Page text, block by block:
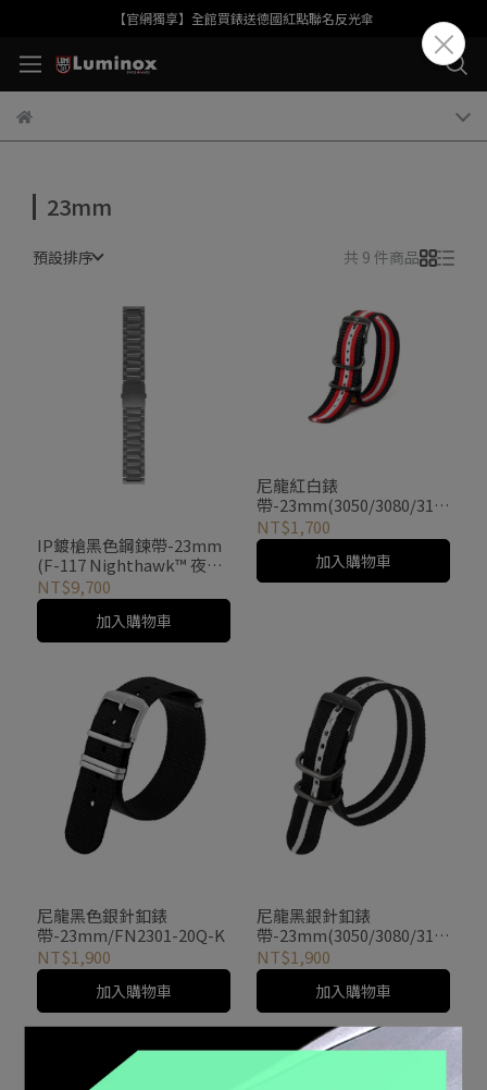
【官網獨享】全館買錶送德國紅點聯名反光傘
23mm
預設排序 共 9 件商品
IP鍍槍黑色鋼鍊帶-23mm
(F-117 Nighthawk™ 夜鷹
6420/6440專用) FM6420-
IPH
NT$9,700
加入購物車
尼龍紅白錶
帶-23mm(3050/3080/315
0/3180適用)-FN3950-31
NT$1,700
加入購物車
尼龍黑色銀針釦錶
帶-23mm/FN2301-20Q-K
NT$1,900
加入購物車
尼龍黑銀針釦錶
帶-23mm(3050/3080/315
0/3180系列用) FN3950-
10H-K
NT$1,900
加入購物車